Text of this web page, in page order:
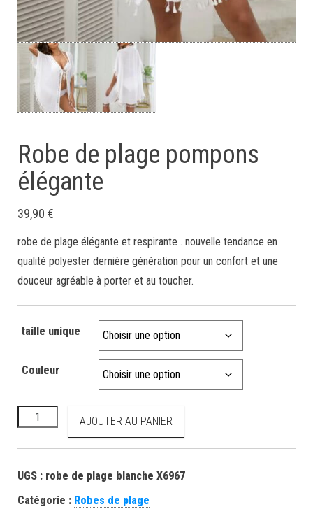
Robe de plage pompons
élégante
39,90 €
robe de plage élégante et respirante . nouvelle tendance en
qualité polyester dernière génération pour un confort et une
douceur agréable à porter et au toucher.
taille unique
Couleur
AJOUTER AU PANIER
UGS : robe de plage blanche X6967
Catégorie : Robes de plage